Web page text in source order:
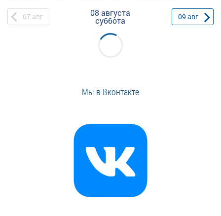
07 авг 08 августа
суббота 09 авг
Мы в Вконтакте